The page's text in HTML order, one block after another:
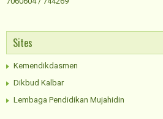
Sites
Kemendikdasmen
Dikbud Kalbar
Lembaga Pendidikan Mujahidin